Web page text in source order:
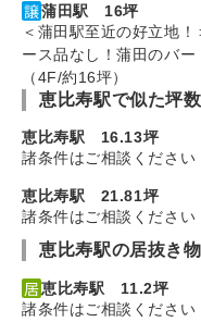
蒲田駅 16坪
＜蒲田駅至近の好立地！
ース品なし！蒲田のバー
（4F/約16坪）
恵比寿駅で似た坪
恵比寿駅 16.13坪
諸条件はご相談ください
恵比寿駅 21.81坪
諸条件はご相談ください
恵比寿駅の居抜き
恵比寿駅 11.2坪
諸条件はご相談ください